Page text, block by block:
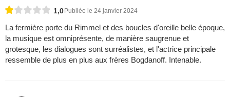
1,0 Publiée le 24 janvier 2024
La fermière porte du Rimmel et des boucles d'oreille belle époque,
la musique est omniprésente, de manière saugrenue et
grotesque, les dialogues sont surréalistes, et l'actrice principale
ressemble de plus en plus aux frères Bogdanoff. Intenable.